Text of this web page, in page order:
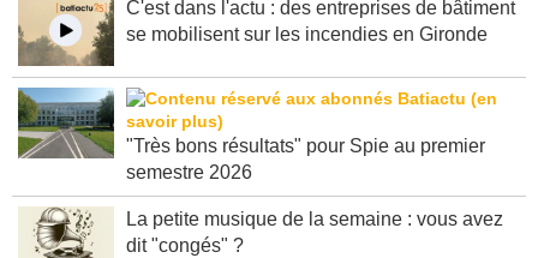
C'est dans l'actu : des entreprises de bâtiment
"Très bons résultats" pour Spie au premier
La petite musique de la semaine : vous avez